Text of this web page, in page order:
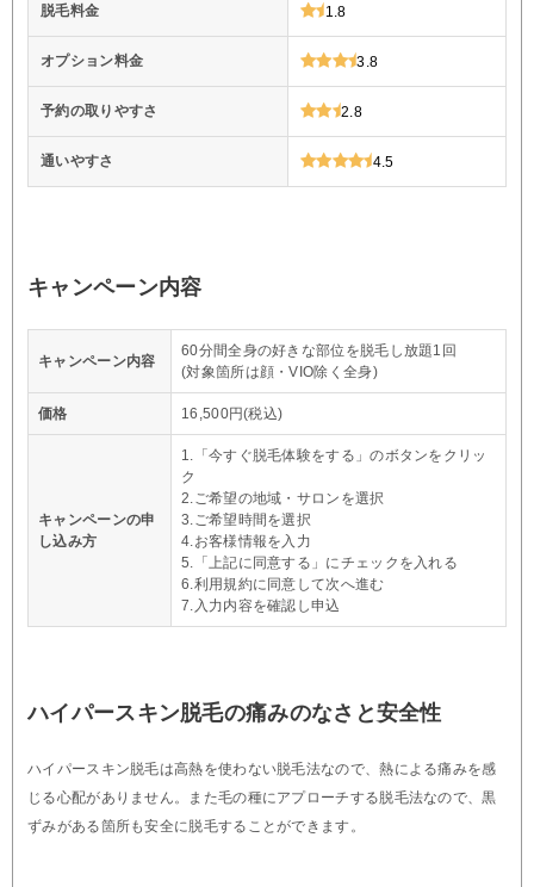
脱毛料金 1.8
オプション料金 3.8
予約の取りやすさ 2.8
通いやすさ 4.5
キャンペーン内容
キャンペーン内容
60分間全身の好きな部位を脱毛し放題1回
(対象箇所は顔・VIO除く全身)
価格 16,500円(税込)
キャンペーンの申
し込み方
1.「今すぐ脱毛体験をする」のボタンをクリッ
ク
2.ご希望の地域・サロンを選択
3.ご希望時間を選択
4.お客様情報を入力
5.「上記に同意する」にチェックを入れる
6.利用規約に同意して次へ進む
7.入力内容を確認し申込
ハイパースキン脱毛の痛みのなさと安全性
ハイパースキン脱毛は高熱を使わない脱毛法なので、熱による痛みを感
じる心配がありません。また毛の種にアプローチする脱毛法なので、黒
ずみがある箇所も安全に脱毛することができます。